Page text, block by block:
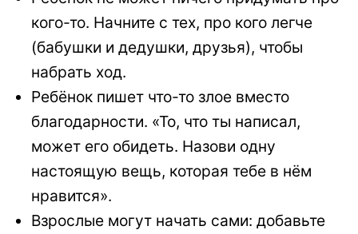
кого-то. Начните с тех, про кого легче
(бабушки и дедушки, друзья), чтобы
набрать ход.
Ребёнок пишет что-то злое вместо
благодарности. «То, что ты написал,
может его обидеть. Назови одну
настоящую вещь, которая тебе в нём
нравится».
Взрослые могут начать сами: добавьте